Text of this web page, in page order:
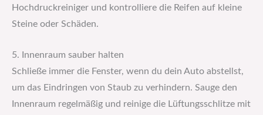
Hochdruckreiniger und kontrolliere die Reifen auf kleine
Steine oder Schäden.
5. Innenraum sauber halten
Schließe immer die Fenster, wenn du dein Auto abstellst,
um das Eindringen von Staub zu verhindern. Sauge den
Innenraum regelmäßig und reinige die Lüftungsschlitze mit